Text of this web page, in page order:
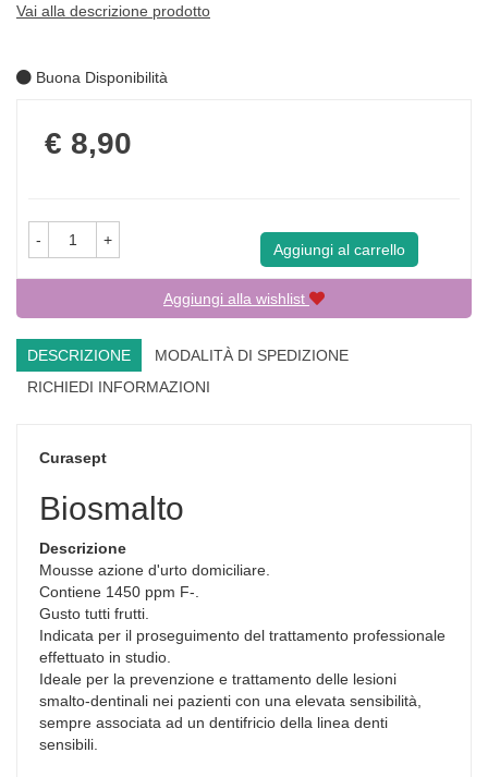
Vai alla descrizione prodotto
Buona Disponibilità
Prezzo
€ 8,90
- +
Aggiungi al carrello
Aggiungi alla wishlist
DESCRIZIONE
MODALITÀ DI SPEDIZIONE
RICHIEDI INFORMAZIONI
Curasept
Biosmalto
Descrizione
Mousse azione d'urto domiciliare.
Contiene 1450 ppm F-.
Gusto tutti frutti.
Indicata per il proseguimento del trattamento professionale
effettuato in studio.
Ideale per la prevenzione e trattamento delle lesioni
smalto-dentinali nei pazienti con una elevata sensibilità,
sempre associata ad un dentifricio della linea denti
sensibili.